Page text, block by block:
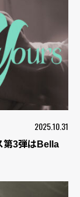
2025.10.31
第3弾はBella